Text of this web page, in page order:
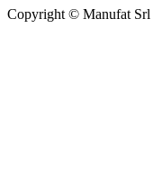
Copyright © Manufat Srl